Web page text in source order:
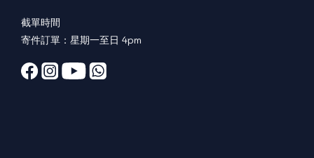
截單時間
寄件訂單：星期一至日 4pm